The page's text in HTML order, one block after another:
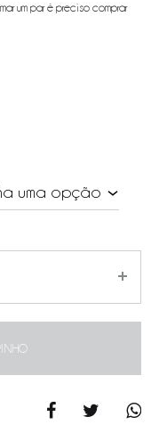
um par é preciso comprar